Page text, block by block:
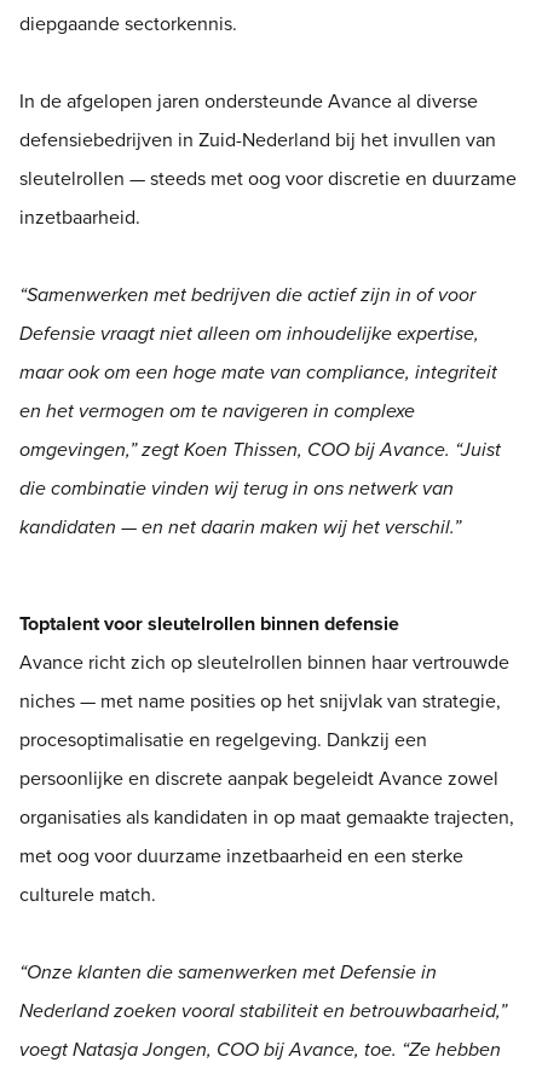
diepgaande sectorkennis.
In de afgelopen jaren ondersteunde Avance al diverse
defensiebedrijven in Zuid-Nederland bij het invullen van
sleutelrollen — steeds met oog voor discretie en duurzame
inzetbaarheid.
“Samenwerken met bedrijven die actief zijn in of voor
Defensie vraagt niet alleen om inhoudelijke expertise,
maar ook om een hoge mate van compliance, integriteit
en het vermogen om te navigeren in complexe
omgevingen,” zegt Koen Thissen, COO bij Avance. “Juist
die combinatie vinden wij terug in ons netwerk van
kandidaten — en net daarin maken wij het verschil.”
Toptalent voor sleutelrollen binnen defensie
Avance richt zich op sleutelrollen binnen haar vertrouwde
niches — met name posities op het snijvlak van strategie,
procesoptimalisatie en regelgeving. Dankzij een
persoonlijke en discrete aanpak begeleidt Avance zowel
organisaties als kandidaten in op maat gemaakte trajecten,
met oog voor duurzame inzetbaarheid en een sterke
culturele match.
“Onze klanten die samenwerken met Defensie in
Nederland zoeken vooral stabiliteit en betrouwbaarheid,”
voegt Natasja Jongen, COO bij Avance, toe. “Ze hebben